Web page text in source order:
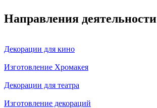
Направления деятельности
Декорации для кино
Изготовление Хромакея
Декорации для театра
Изготовление декораций